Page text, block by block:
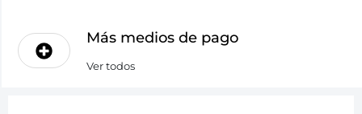
Más medios de pago
Ver todos